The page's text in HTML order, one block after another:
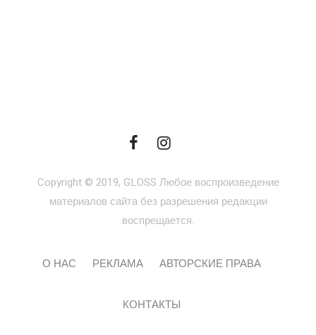
Copyright © 2019, GLOSS Любое воспроизведение
материалов сайта без разрешения редакции
воспрещается.
О НАС РЕКЛАМА АВТОРСКИЕ ПРАВА
КОНТАКТЫ